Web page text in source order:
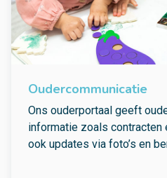
Oudercommunicatie
Ons ouderportaal geeft
informatie zoals contracten
ook updates via foto’s en